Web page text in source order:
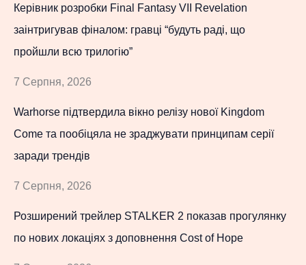
Керівник розробки Final Fantasy VII Revelation
заінтригував фіналом: гравці “будуть раді, що
пройшли всю трилогію”
7 Серпня, 2026
Warhorse підтвердила вікно релізу нової Kingdom
Come та пообіцяла не зраджувати принципам серії
заради трендів
7 Серпня, 2026
Розширений трейлер STALKER 2 показав прогулянку
по нових локаціях з доповнення Cost of Hope